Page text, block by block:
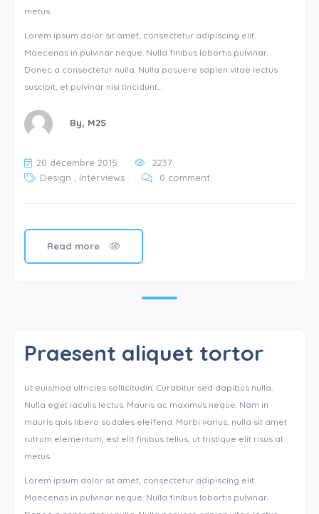
metus.
Lorem ipsum dolor sit amet, consectetur adipiscing elit.
Maecenas in pulvinar neque. Nulla finibus lobortis pulvinar.
Donec a consectetur nulla. Nulla posuere sapien vitae lectus
suscipit, et pulvinar nisi tincidunt…
By, M2S
20 décembre 2015
2237
Design
Interviews 0 comment
Read more
Praesent aliquet tortor
Ut euismod ultricies sollicitudin. Curabitur sed dapibus nulla.
Nulla eget iaculis lectus. Mauris ac maximus neque. Nam in
mauris quis libero sodales eleifend. Morbi varius, nulla sit amet
rutrum elementum, est elit finibus tellus, ut tristique elit risus at
metus.
Lorem ipsum dolor sit amet, consectetur adipiscing elit.
Maecenas in pulvinar neque. Nulla finibus lobortis pulvinar.